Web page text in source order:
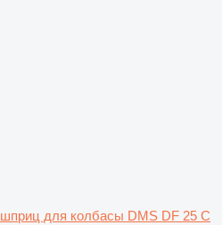
шприц для колбасы DMS DF 25 C